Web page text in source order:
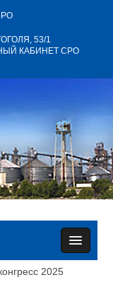
53/1
КАБИНЕТ СРО
2025